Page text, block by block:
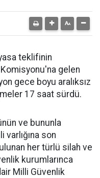
teklifinin
gelen
gece boyu aralıksız
17 saat sürdü.
ve bununla
varlığına son
her türlü silah ve
kurumlarınca
Milli Güvenlik